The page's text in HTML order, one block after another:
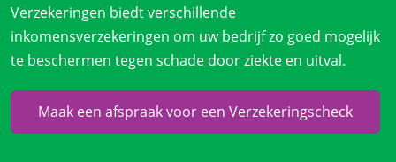
Verzekeringen biedt verschillende
inkomensverzekeringen om uw bedrijf zo goed mogelijk
te beschermen tegen schade door ziekte en uitval.
Maak een afspraak voor een Verzekeringscheck